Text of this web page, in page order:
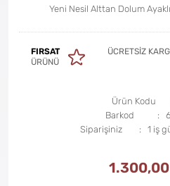
Yeni Nesil Alttan Dolum
FIRSAT
ÜRÜNÜ
ÜCRETSIZ
Ürün Kodu
Barkod
Siparişiniz
1 iş